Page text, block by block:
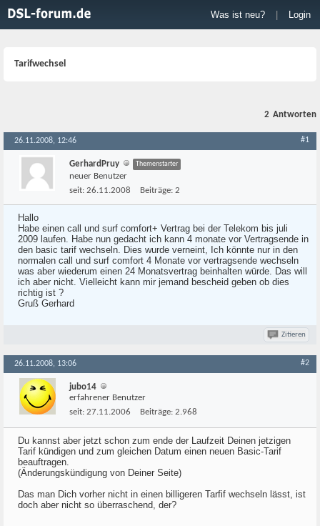
Was ist neu? Login
Tarifwechsel
2 Antworten
26.11.2008, 12:46 #1
GerhardPruy Themenstarter
neuer Benutzer
seit: 26.11.2008 Beiträge: 2
Hallo
Habe einen call und surf comfort+ Vertrag bei der Telekom bis juli
2009 laufen. Habe nun gedacht ich kann 4 monate vor Vertragsende in
den basic tarif wechseln. Dies wurde verneint, Ich könnte nur in den
normalen call und surf comfort 4 Monate vor vertragsende wechseln
was aber wiederum einen 24 Monatsvertrag beinhalten würde. Das will
ich aber nicht. Vielleicht kann mir jemand bescheid geben ob dies
richtig ist ?
Gruß Gerhard
Zitieren
26.11.2008, 13:06 #2
jubo14
erfahrener Benutzer
seit: 27.11.2006 Beiträge: 2.968
Du kannst aber jetzt schon zum ende der Laufzeit Deinen jetzigen
Tarif kündigen und zum gleichen Datum einen neuen Basic-Tarif
beauftragen.
(Änderungskündigung von Deiner Seite)
Das man Dich vorher nicht in einen billigeren Tarfif wechseln lässt, ist
doch aber nicht so überraschend, der?